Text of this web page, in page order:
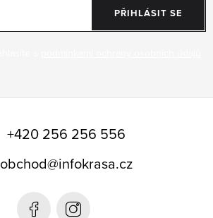
PŘIHLÁSIT SE
+420 256 256 556
obchod@infokrasa.cz